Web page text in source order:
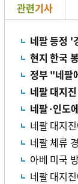
관련기사
네팔 등정 '
현지 한국
정부 "네팔
네팔 대지
네팔·인도
네팔 대지
네팔 체류
아베 미국
네팔 대지